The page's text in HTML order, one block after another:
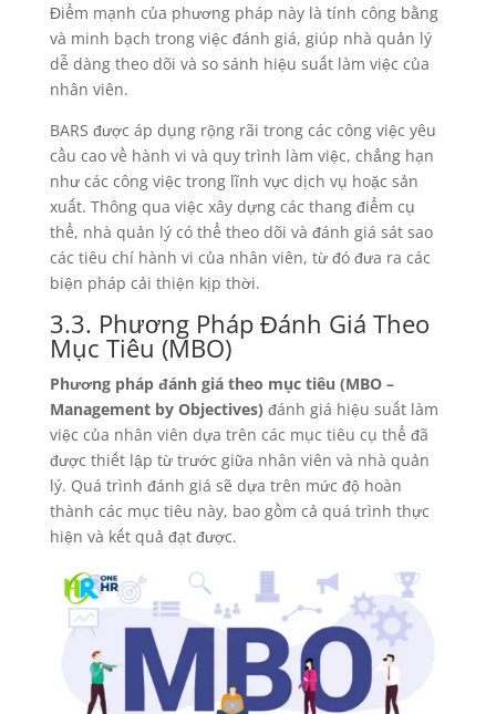
Điểm mạnh của phương pháp này là tính công bằng
và minh bạch trong việc đánh giá, giúp nhà quản lý
dễ dàng theo dõi và so sánh hiệu suất làm việc của
nhân viên.
BARS được áp dụng rộng rãi trong các công việc yêu
cầu cao về hành vi và quy trình làm việc, chẳng hạn
như các công việc trong lĩnh vực dịch vụ hoặc sản
xuất. Thông qua việc xây dựng các thang điểm cụ
thể, nhà quản lý có thể theo dõi và đánh giá sát sao
các tiêu chí hành vi của nhân viên, từ đó đưa ra các
biện pháp cải thiện kịp thời.
3.3. Phương Pháp Đánh Giá Theo
Mục Tiêu (MBO)
Phương pháp đánh giá theo mục tiêu (MBO –
Management by Objectives) đánh giá hiệu suất làm
việc của nhân viên dựa trên các mục tiêu cụ thể đã
được thiết lập từ trước giữa nhân viên và nhà quản
lý. Quá trình đánh giá sẽ dựa trên mức độ hoàn
thành các mục tiêu này, bao gồm cả quá trình thực
hiện và kết quả đạt được.